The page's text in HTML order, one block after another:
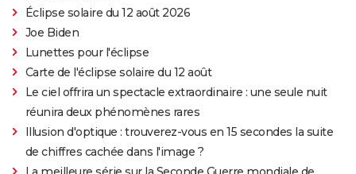
Éclipse solaire du 12 août 2026
Joe Biden
Lunettes pour l'éclipse
Carte de l'éclipse solaire du 12 août
Le ciel offrira un spectacle extraordinaire : une seule nuit
réunira deux phénomènes rares
Illusion d'optique : trouverez-vous en 15 secondes la suite
de chiffres cachée dans l'image ?